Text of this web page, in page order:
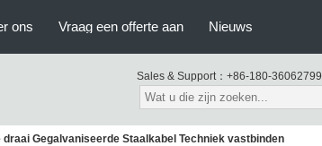
ons Vraag een offerte aan Nieuws
Sales & Support： +86-180-36062799
Gegalvaniseerde Staalkabel Techniek vastbinden